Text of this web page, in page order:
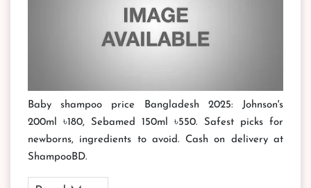
Baby shampoo price Bangladesh 2025: Johnson's
200ml ৳180, Sebamed 150ml ৳550. Safest picks for
newborns, ingredients to avoid. Cash on delivery at
ShampooBD.